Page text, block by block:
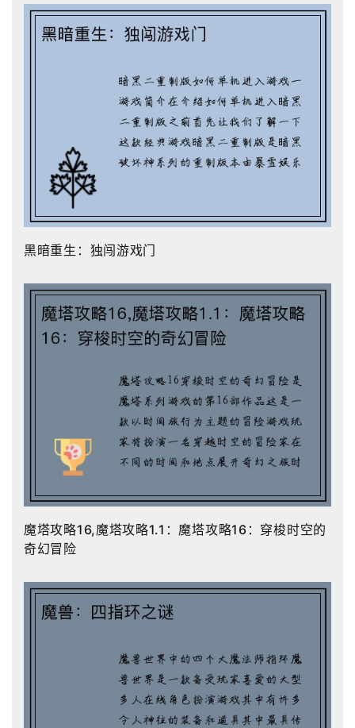
黑暗重生：独闯游戏门
魔塔攻略16,魔塔攻略1.1：魔塔攻略16：穿梭时空的
奇幻冒险